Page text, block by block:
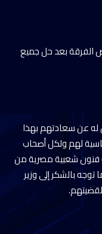
الفرقة بعد حل جميع
له عن سعادتهم بهذا
لهم ولكل أصحاب
فنون شعبية مصرية من
بالشكر إلى وزير